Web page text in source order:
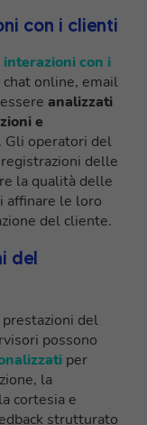
con i clienti
con i
online, email
analizzati
e
. Gli operatori del
delle
la qualità delle
affinare le loro
del cliente.
del
del
possono
per
la
cortesia e
strutturato